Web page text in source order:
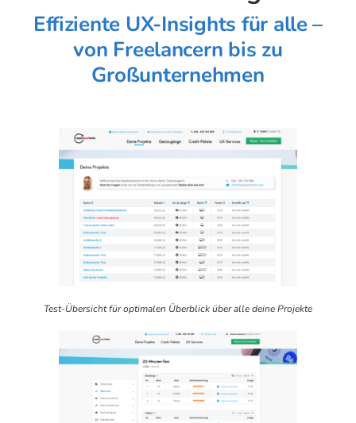
Effiziente UX-Insights für alle –
von Freelancern bis zu
Großunternehmen
Test-Übersicht für optimalen Überblick über alle deine Projekte